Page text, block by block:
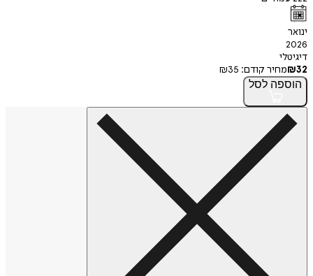
ינואר
2026
דיגיטלי
₪32 מחיר קודם: ₪35
הוספה לסל